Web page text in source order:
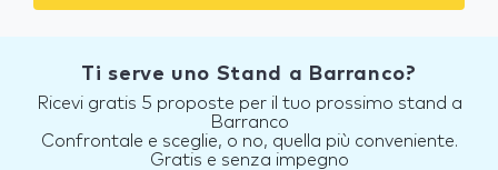
Ti serve uno Stand a Barranco?
Ricevi gratis 5 proposte per il tuo prossimo stand a
Barranco
Confrontale e sceglie, o no, quella più conveniente.
Gratis e senza impegno